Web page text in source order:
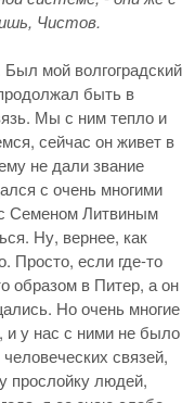
Чистов.
мой волгоградский
быть в
Мы с ним тепло и
сейчас он живет в
не дали звание
с очень многими
Семеном Литвиным
Ну, вернее, как
Просто, если где-то
образом в Питер, а он
Но очень многие
и у нас с ними не было
связей,
прослойку людей,